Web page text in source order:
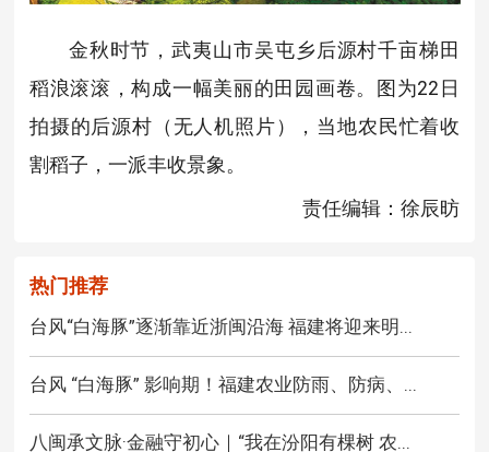
金秋时节，武夷山市吴屯乡后源村千亩梯田
稻浪滚滚，构成一幅美丽的田园画卷。图为22日
拍摄的后源村（无人机照片），当地农民忙着收
割稻子，一派丰收景象。
责任编辑：徐辰昉
热门推荐
台风“白海豚”逐渐靠近浙闽沿海 福建将迎来明...
台风 “白海豚” 影响期！福建农业防雨、防病、...
八闽承文脉·金融守初心｜“我在汾阳有棵树 农...